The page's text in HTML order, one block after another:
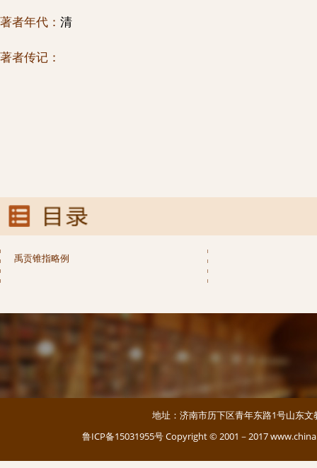
著者年代： 清
著者传记：
禹贡锥指略例
地址：济南市历下区青年东路1号山东
鲁ICP备15031955号Copyright © 2001－2017